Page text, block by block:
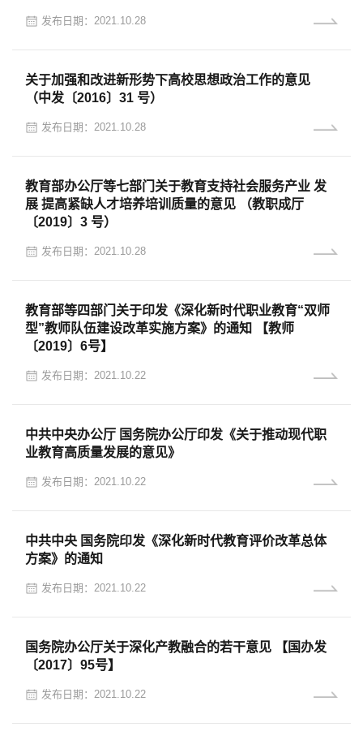
发布日期：2021.10.28
关于加强和改进新形势下高校思想政治工作的意见
（中发〔2016〕31 号）
发布日期：2021.10.28
教育部办公厅等七部门关于教育支持社会服务产业 发
展 提高紧缺人才培养培训质量的意见 （教职成厅
〔2019〕3 号）
发布日期：2021.10.28
教育部等四部门关于印发《深化新时代职业教育“双师
型”教师队伍建设改革实施方案》的通知 【教师
〔2019〕6号】
发布日期：2021.10.22
中共中央办公厅 国务院办公厅印发《关于推动现代职
业教育高质量发展的意见》
发布日期：2021.10.22
中共中央 国务院印发《深化新时代教育评价改革总体
方案》的通知
发布日期：2021.10.22
国务院办公厅关于深化产教融合的若干意见 【国办发
〔2017〕95号】
发布日期：2021.10.22